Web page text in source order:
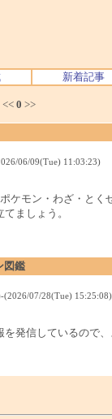
新着記事
0 >>
06/09(Tue) 11:03:23)
ケモン・わざ・と
ましょう。
図鑑
(2026/07/28(Tue) 15:25:08)
発信しているので、